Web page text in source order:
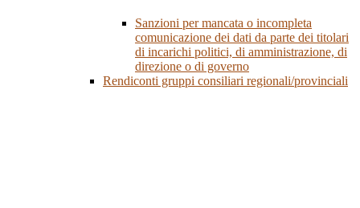
Sanzioni per mancata o incompleta
comunicazione dei dati da parte dei titolari
di incarichi politici, di amministrazione, di
direzione o di governo
Rendiconti gruppi consiliari regionali/provinciali